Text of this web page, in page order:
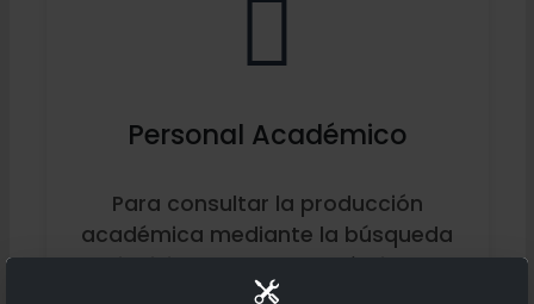
Personal Académico
Para consultar la producción
académica mediante la búsqueda
individual de un académico.